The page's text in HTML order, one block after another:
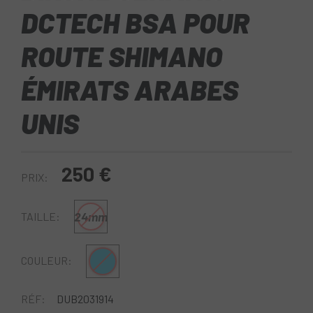
DCTECH BSA POUR
ROUTE SHIMANO
ÉMIRATS ARABES
UNIS
PRIX: 250 €
TAILLE: 24mm
COULEUR: Bleu
RÉF: DUB2031914